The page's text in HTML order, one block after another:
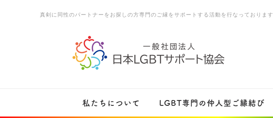
真剣に同性のパートナーをお探しの方専門のご縁をサポートする活動を行なっております
私たちについて LGBT専門の仲人型ご縁結び